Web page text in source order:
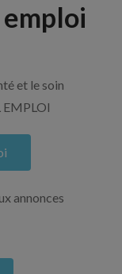
et le soin
annonces